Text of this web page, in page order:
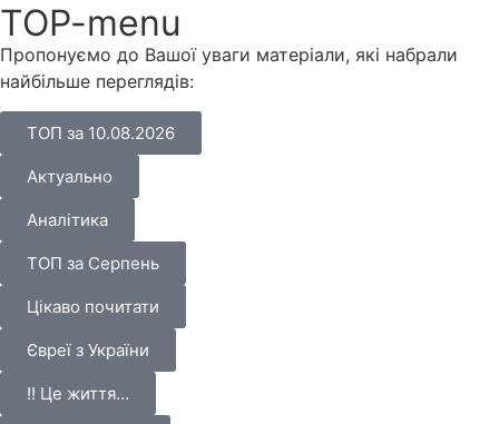
TOP-menu
Пропонуємо до Вашої уваги матеріали, які набрали
найбільше переглядів:
ТОП за 10.08.2026
Актуально
Аналітика
ТОП за Серпень
Цікаво почитати
Євреї з України
!! Це життя…